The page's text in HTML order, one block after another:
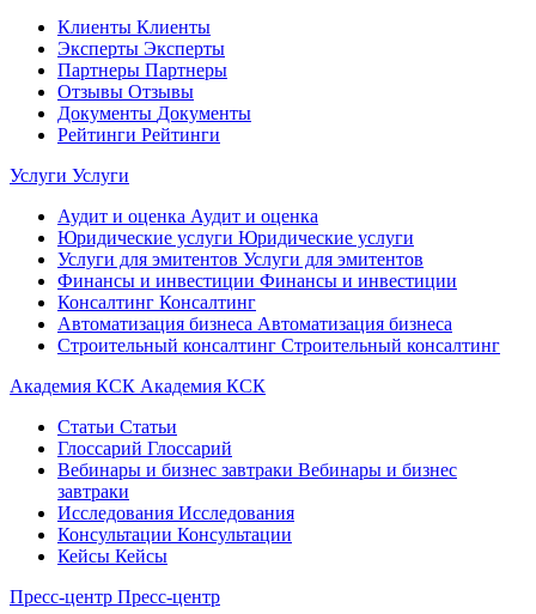
Клиенты Клиенты
Эксперты Эксперты
Партнеры Партнеры
Отзывы Отзывы
Документы Документы
Рейтинги Рейтинги
Услуги Услуги
Аудит и оценка Аудит и оценка
Юридические услуги Юридические услуги
Услуги для эмитентов Услуги для эмитентов
Финансы и инвестиции Финансы и инвестиции
Консалтинг Консалтинг
Автоматизация бизнеса Автоматизация бизнеса
Строительный консалтинг Строительный консалтинг
Академия КСК Академия КСК
Статьи Статьи
Глоссарий Глоссарий
Вебинары и бизнес завтраки Вебинары и бизнес
завтраки
Исследования Исследования
Консультации Консультации
Кейсы Кейсы
Пресс-центр Пресс-центр